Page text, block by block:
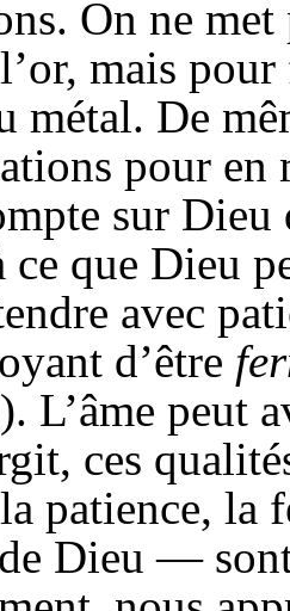
On ne
mais
métal. De
pour en
sur Dieu
ce que Dieu
avec
d’être
L’âme peut
ces
patience, la
Dieu —